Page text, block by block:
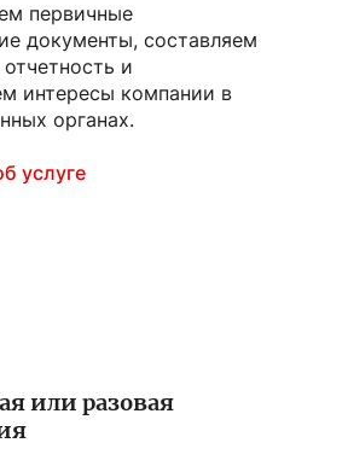
первичные
документы, составляем
и
интересы компании в
органах.
услуге
или разовая